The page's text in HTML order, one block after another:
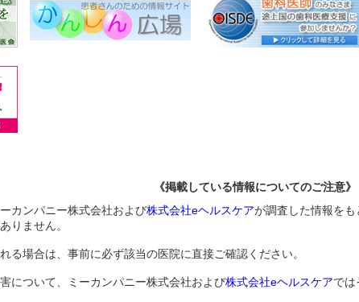
《掲載している情報についてのご注意》
カンパニー株式会社および株式会社eヘルスケアが調査した情報を
りません。
る場合は、事前に必ず該当の医院に直接ご確認ください。
について、ミーカンパニー株式会社および株式会社eヘルスケアでは